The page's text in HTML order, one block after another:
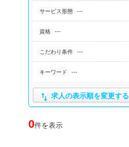
サービス形態 ---
資格 ---
こだわり条件 ---
キーワード ---
 求人の表示順を変更する
0件を表示